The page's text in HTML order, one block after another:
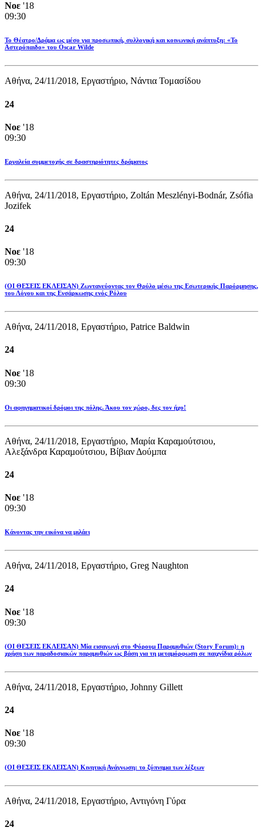
Νοε '18
09:30
Το Θέατρο/Δράμα ως μέσο για προσωπική, συλλογική και κοινωνική ανάπτυξη: «Το
Αστερόπαιδο» του Oscar Wilde
Αθήνα, 24/11/2018, Εργαστήριο, Νάντια Τομασίδου
24
Νοε '18
09:30
Εργαλεία συμμετοχής σε δραστηριότητες δράματος
Αθήνα, 24/11/2018, Εργαστήριο, Zoltán Meszlényi-Bodnár, Zsófia
Jozifek
24
Νοε '18
09:30
(ΟΙ ΘΕΣΕΙΣ ΕΚΛΕΙΣΑΝ) Ζωντανεύοντας τον Θρύλο μέσω της Εσωτερικής Παρόρμησης,
του Λόγου και της Ενσάρκωσης ενός Ρόλου
Αθήνα, 24/11/2018, Εργαστήριο, Patrice Baldwin
24
Νοε '18
09:30
Οι αφηγηµατικοί δρόµοι της πόλης. Άκου τον χώρο, δες τον ήχο!
Αθήνα, 24/11/2018, Εργαστήριο, Μαρία Καραµούτσιου,
Αλεξάνδρα Καραµούτσιου, Βίβιαν Δούµπα
24
Νοε '18
09:30
Κάνοντας την εικόνα να μιλάει
Αθήνα, 24/11/2018, Εργαστήριο, Greg Naughton
24
Νοε '18
09:30
(ΟΙ ΘΕΣΕΙΣ ΕΚΛΕΙΣΑΝ) Μία εισαγωγή στο Φόρουμ Παραμυθιών (Story Forum): η
χρήση των παραδοσιακών παραμυθιών ως βάση για τη μεταμόρφωση σε παιχνίδια ρόλων
Αθήνα, 24/11/2018, Εργαστήριο, Johnny Gillett
24
Νοε '18
09:30
(ΟΙ ΘΕΣΕΙΣ ΕΚΛΕΙΣΑΝ) Κινητική Ανάγνωση: το ξύπνημα των λέξεων
Αθήνα, 24/11/2018, Εργαστήριο, Αντιγόνη Γύρα
24